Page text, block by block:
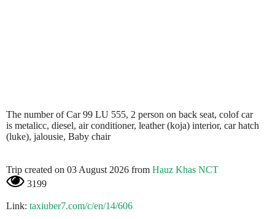
The number of Car 99 LU 555, 2 person on back seat, colof car
is metalicc, diesel, air conditioner, leather (koja) interior, car hatch
(luke), jalousie, Baby chair
Trip created on 03 August 2026 from Hauz Khas NCT
3199
Link: taxiuber7.com/c/en/14/606